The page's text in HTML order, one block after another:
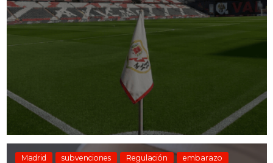
Madrid subvenciones Regulación embarazo